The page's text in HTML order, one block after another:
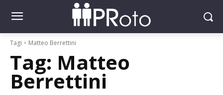
Tagi Matteo Berrettini
Tag: Matteo
Berrettini